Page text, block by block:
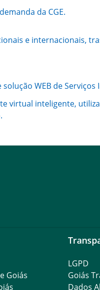
da CGE.
e internacionais,
WEB de
virtual inteligente,
Goiás
LGPD
Goiás
Dados